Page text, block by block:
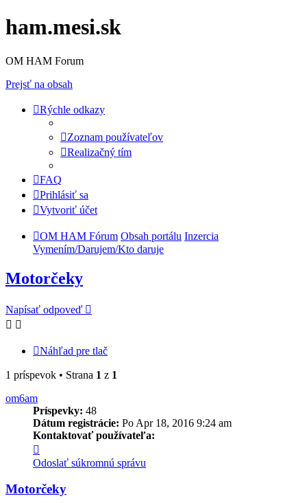
ham.mesi.sk
OM HAM Forum
Prejsť na obsah
Rýchle odkazy
Zoznam používateľov
Realizačný tím
FAQ
Prihlásiť sa
Vytvoriť účet
OM HAM Fórum Obsah portálu Inzercia
Vymením/Darujem/Kto daruje
Motorčeky
Napísať odpoveď
Náhľad pre tlač
1 príspevok • Strana 1 z 1
om6am
Príspevky: 48
Dátum registrácie: Po Apr 18, 2016 9:24 am
Kontaktovať používateľa:
informácie
používateľa
om6am
Odoslať súkromnú správu
Motorčeky